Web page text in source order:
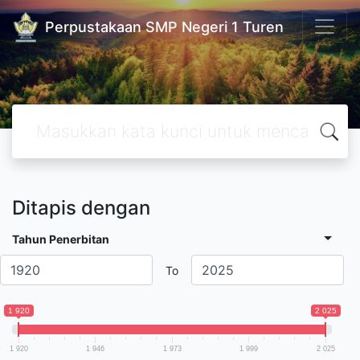
Perpustakaan SMP Negeri 1 Turen
Ditapis dengan
Tahun Penerbitan
To
1 920 2 025
1 920 1 946 1 973 1 999 2 025